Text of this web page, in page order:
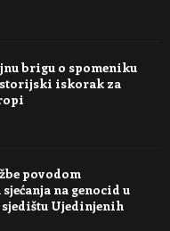
brigu o spomeniku
iskorak za
povodom
na genocid u
Ujedinjenih